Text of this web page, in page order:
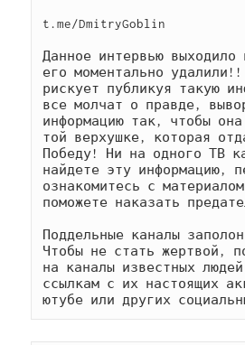
t.me/DmitryGoblin
Данное интервью выходило
его моментально
рискует публикуя такую
все молчат о правде,
информацию так, чтобы
той верхушке, которая
Победу! Ни на одного ТВ
найдете эту информацию,
ознакомитесь с
поможете наказать
Поддельные каналы
Чтобы не стать жертвой,
на каналы известных
ссылкам с их настоящих
ютубе или других